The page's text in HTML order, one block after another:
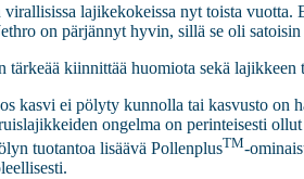
virallisissa lajikekokeissa nyt toista
on pärjännyt hyvin, sillä se oli
tärkeää kiinnittää huomiota sekä
kasvi ei pölyty kunnolla tai kasvusto on
ongelma on perinteisesti
tuotantoa lisäävä PollenplusTM-